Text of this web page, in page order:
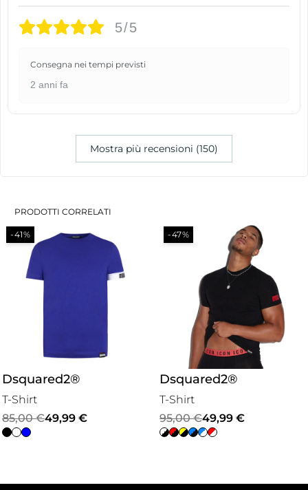
5/5
Consegna nei tempi previsti
2 anni fa
Mostra più recensioni (150)
PRODOTTI CORRELATI
-41%
Dsquared2®
T-Shirt
85,00€
Il
prezzo
49,99 €
Il
prezzo
-47%
Dsquared2®
T-Shirt
95,00€
Il
prezzo
49,99 €
Il
prezzo